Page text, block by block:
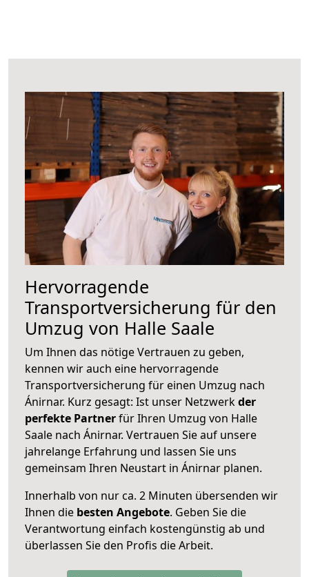
Hervorragende
Transportversicherung für den
Umzug von Halle Saale
Um Ihnen das nötige Vertrauen zu geben,
kennen wir auch eine hervorragende
Transportversicherung für einen Umzug nach
Ánirnar. Kurz gesagt: Ist unser Netzwerkder
perfekte Partnerfür Ihren Umzug von Halle
Saale nach Ánirnar. Vertrauen Sie auf unsere
jahrelange Erfahrung und lassen Sie uns
gemeinsam Ihren Neustart in Ánirnar planen.
Innerhalb von nur ca. 2 Minuten übersenden wir
Ihnen die besten Angebote. Geben Sie die
Verantwortung einfach kostengünstig ab und
überlassen Sie den Profis die Arbeit.